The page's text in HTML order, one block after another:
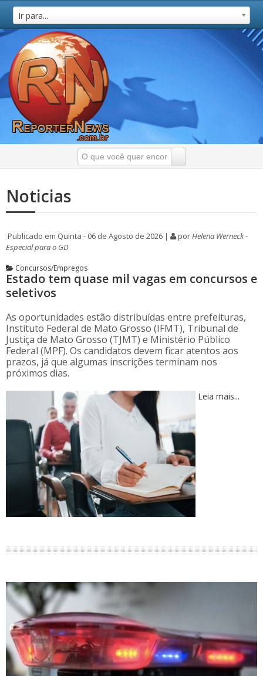
Ir para...
Noticias
Publicado em Quinta - 06 de Agosto de 2026 | porHelena Werneck -
Especial para o GD
Concursos/Empregos
Estado tem quase mil vagas em concursos e
seletivos
As oportunidades estão distribuídas entre prefeituras,
Instituto Federal de Mato Grosso (IFMT), Tribunal de
Justiça de Mato Grosso (TJMT) e Ministério Público
Federal (MPF). Os candidatos devem ficar atentos aos
prazos, já que algumas inscrições terminam nos
próximos dias.
Leia mais...